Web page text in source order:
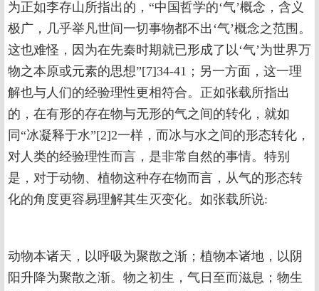
为正如李存山所指出的，“中国哲学的‘气’概念，含义
极广，几乎举凡世间一切事物都不出‘气’概念之范围。
这也难怪，因为在先秦时期就已形成了以‘气’为世界万
物之本原或元素的思想”[7]34-41；另一方面，这一理
解也与人们的经验理性更相符合。正如张载所指出
的，在有形的存在物与无形的气之间的转化，就如
同“冰凝释于水”[2]2一样，而冰与水之间的形态转化，
对人类的经验理性而言，是非常自然的事情。特别
是，对于动物、植物这种存在物而言，从气的形态转
化的角度更容易理解其生灭变化。如张载所说:
动物本诸天，以呼吸为聚散之渐；植物本诸地，以阴
阳升降为聚散之渐。物之初生，气日至而滋息；物生